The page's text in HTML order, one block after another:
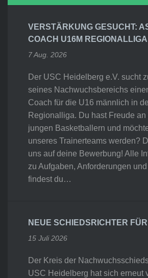
VERSTÄRKUNG GESUCHT:
COACH U16M REGIONALLIGA
7 Aug. 2026
Der USC Heidelberg e.V. sucht
seines Nachwuchsbereichs
Coach für die U16 männlich in
Regionalliga. Du hast Freude an
jungen Basketballern und
unseres Trainerteams werden?
uns auf deine Bewerbung! Alle
zu Aufgaben, Anforderungen
findest du…
NEUE SCHIEDSRICHTER
15 Juli 2026
Der Kreis der
USC Heidelberg hat sich erneut